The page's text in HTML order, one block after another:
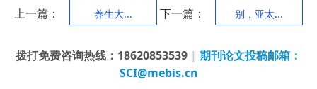
上一篇：
养生大...
下一篇：
别，亚太...
拨打免费咨询热线：18620853539 | 期刊论文投稿邮箱：
SCI@mebis.cn